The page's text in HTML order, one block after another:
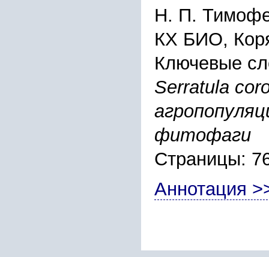
Н. П.
КХ БИО,
Ключевые
Serratula
фитофаги
Страницы:
Аннотация